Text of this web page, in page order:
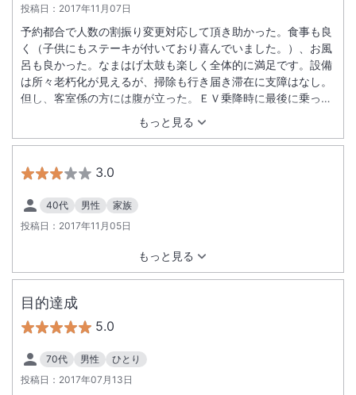
投稿日： 2017年11月07日
もっと見る
予約都合で人数の割振り変更対応して頂き助かった。食事も良
く（子供にもステーキが付いており喜んでいました。）、お風
呂も良かった。なまはげ太鼓も楽しく全体的に満足です。設備
は所々老朽化が見えるが、掃除も行き届き滞在に支障はなし。
但し、客室係の方には腹が立った。ＥＶ乗降時に最後に乗った
私（体格は大きい）に対し「太っているから重量オーバーにな
る」と言われた。（実際にはならず）本人はフレンドリーなつ
もりで言っているかもしれませんが身体的特長を言うのはどう
かと。また、館内の案内も雑。夕食時（同じ方）も配膳や注文
の要領が悪く、気の短い父が怒り出す寸前でしたのでハラハラ
ものでした。また、なまはげ太鼓が終了後、売店が既に閉まっ
ていたのが残念。終了時間に併せて頂けると良い。朝食につい
ても、昨今の衛生管理を見て、皿にトング等の直置きはやめて
3.0
40代 男性
家族
投稿日： 2017年11月05日
もっと見る
目的達成
5.0
70代 男性
ひとり
投稿日： 2017年07月13日